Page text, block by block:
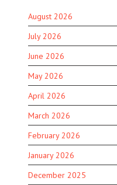
August 2026
July 2026
June 2026
May 2026
April 2026
March 2026
February 2026
January 2026
December 2025